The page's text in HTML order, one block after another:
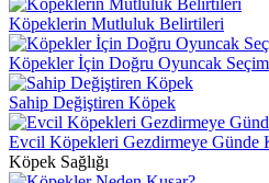
Köpeklerin Mutluluk Belirtileri
Köpekler İçin Doğru Oyuncak
Sahip Değiştiren Köpek
Evcil Köpekleri Gezdirmeye Günde
Köpek Sağlığı